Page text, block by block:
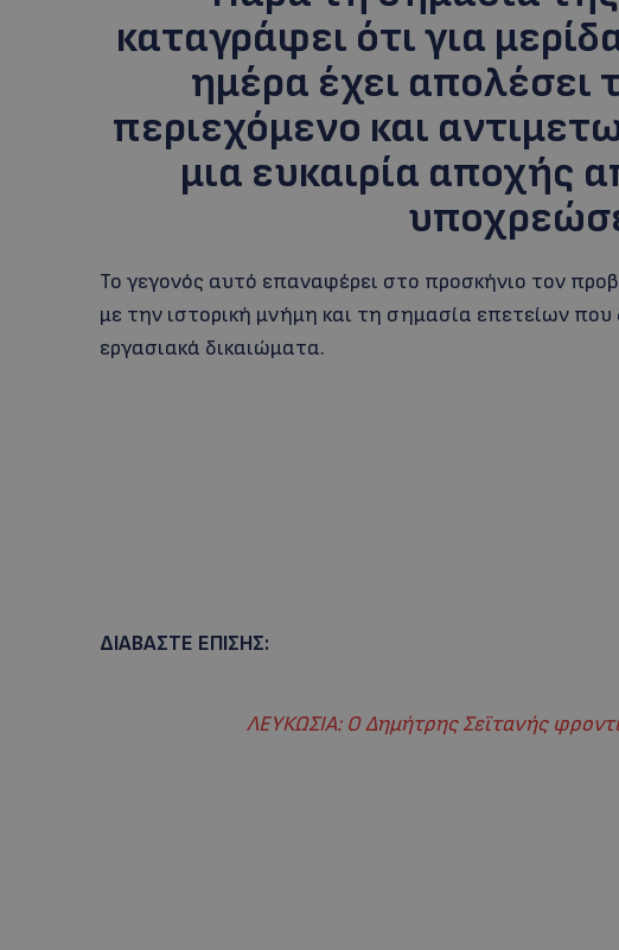
καταγράφει ότι για
ημέρα έχει απολέσει
περιεχόμενο και
μια ευκαιρία αποχής
Το γεγονός αυτό επαναφέρει στο προσκήνιο τον
με την ιστορική μνήμη και τη σημασία επετείων
εργασιακά δικαιώματα.
ΔΙΑΒΑΣΤΕ ΕΠΙΣΗΣ:
ΛΕΥΚΩΣΙΑ: Ο Δημήτρης Σεϊτανής